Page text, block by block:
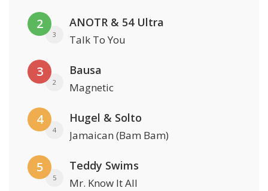
2
3
ANOTR & 54 Ultra
Talk To You
3
2
Bausa
Magnetic
4
4
Hugel & Solto
Jamaican (Bam Bam)
5
5
Teddy Swims
Mr. Know It All